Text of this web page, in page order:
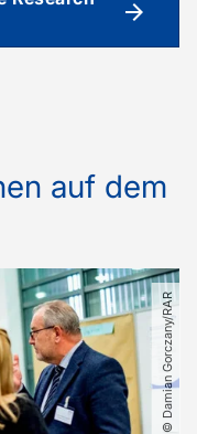
auf dem
© Damian Gorczany​/​RAR